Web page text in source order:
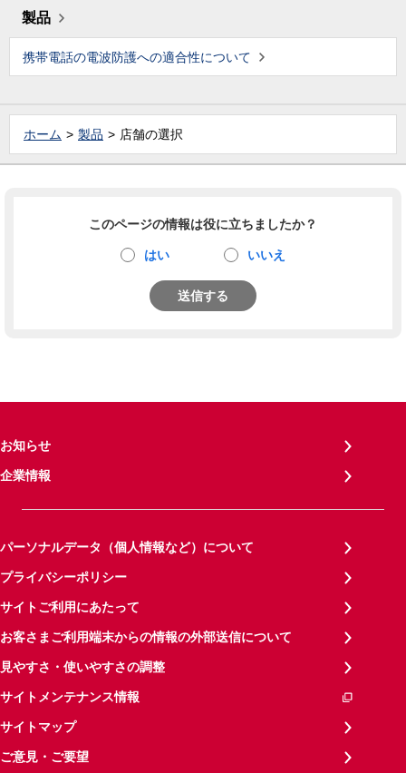
製品
携帯電話の電波防護への適合性について
ホーム 製品 店舗の選択
このページの情報は役に立ちましたか？
はい いいえ
送信する
お知らせ
企業情報
パーソナルデータ（個人情報など）について
プライバシーポリシー
サイトご利用にあたって
お客さまご利用端末からの情報の外部送信について
見やすさ・使いやすさの調整
サイトメンテナンス情報
サイトマップ
ご意見・ご要望